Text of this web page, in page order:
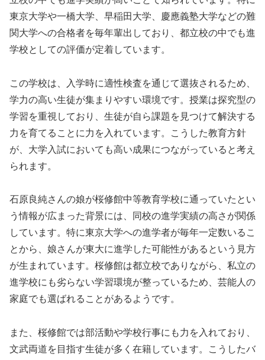
東京大学や一橋大学、早稲田大学、慶應義塾大学などの難
関大学への合格者を毎年輩出しており、都立校の中でも進
学校としての評価が定着しています。
この学校は、入学時に適性検査を通じて選抜されるため、
学力の高い生徒が集まりやすい環境です。授業は探究型の
学習を重視しており、生徒が自ら課題を見つけて解決する
力を育てることに力を入れています。こうした教育方針
が、大学入試においても高い成果につながっていると考え
られます。
石原良純さんの娘が桜修館中等教育学校に通っていたとい
う情報が広まった背景には、同校の進学実績の高さが関係
しています。特に東京大学への進学者が毎年一定数いるこ
とから、娘さんが東大に進学した可能性があるという見方
が生まれています。桜修館は都立校でありながら、私立の
進学校にも劣らない学習環境が整っているため、芸能人の
家庭でも選ばれることがあるようです。
また、桜修館では部活動や学校行事にも力を入れており、
文武両道を目指す生徒が多く在籍しています。こうしたバ